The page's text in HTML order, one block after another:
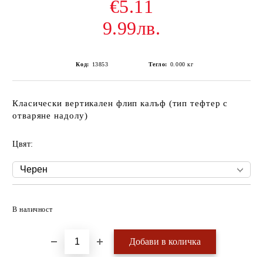
€5.11
9.99лв.
Код: 13853 Тегло: 0.000 кг
Класически вертикален флип калъф (тип тефтер с
отваряне надолу)
Цвят:
В наличност